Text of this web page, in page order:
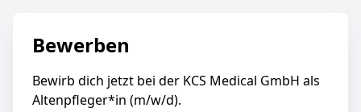
Bewerben
Bewirb dich jetzt bei der KCS Medical GmbH als
Altenpfleger*in (m/w/d).